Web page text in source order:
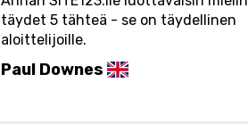
täydet 5 tähteä - se on täydellinen
aloittelijoille.
Paul Downes